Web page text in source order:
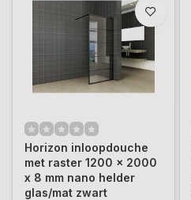
Horizon inloopdouche
met raster 1200 x 2000
x 8 mm nano helder
glas/mat zwart